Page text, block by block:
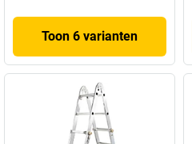
Toon 6 varianten